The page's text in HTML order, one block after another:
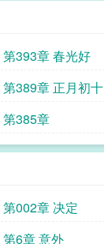
第393章 春光好
第389章 正月初十
第385章
第002章 决定
第6章 意外